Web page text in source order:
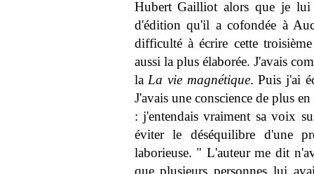
Hubert Gailliot alors que je lui
d'édition qu'il a cofondée à
difficulté à écrire cette
aussi la plus élaborée. J'avais
la La vie magnétique. Puis j'ai
J'avais une conscience de plus
: j'entendais vraiment sa voix
éviter le déséquilibre d'une
laborieuse. " L'auteur me dit
que plusieurs personnes lui